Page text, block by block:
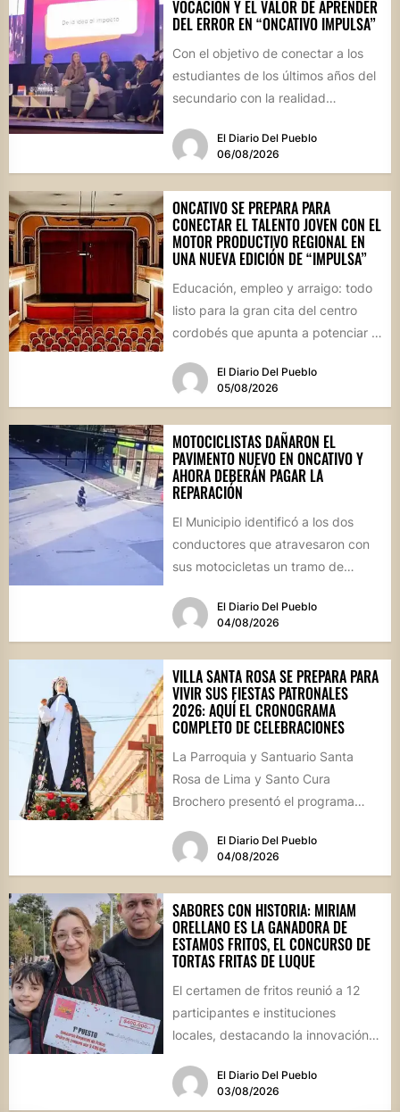
VOCACIÓN Y EL VALOR DE APRENDER
DEL ERROR EN “ONCATIVO IMPULSA”
Con el objetivo de conectar a los
estudiantes de los últimos años del
secundario con la realidad
El Diario Del Pueblo
06/08/2026
ONCATIVO SE PREPARA PARA
CONECTAR EL TALENTO JOVEN CON EL
MOTOR PRODUCTIVO REGIONAL EN
UNA NUEVA EDICIÓN DE “IMPULSA”
Educación, empleo y arraigo: todo
listo para la gran cita del centro
cordobés que apunta a potenciar el
El Diario Del Pueblo
05/08/2026
MOTOCICLISTAS DAÑARON EL
PAVIMENTO NUEVO EN ONCATIVO Y
AHORA DEBERÁN PAGAR LA
REPARACIÓN
El Municipio identificó a los dos
conductores que atravesaron con
sus motocicletas un tramo de
calle...
El Diario Del Pueblo
04/08/2026
VILLA SANTA ROSA SE PREPARA PARA
VIVIR SUS FIESTAS PATRONALES
2026: AQUÍ EL CRONOGRAMA
COMPLETO DE CELEBRACIONES
La Parroquia y Santuario Santa
Rosa de Lima y Santo Cura
Brochero presentó el programa
El Diario Del Pueblo
04/08/2026
SABORES CON HISTORIA: MIRIAM
ORELLANO ES LA GANADORA DE
ESTAMOS FRITOS, EL CONCURSO DE
TORTAS FRITAS DE LUQUE
El certamen de fritos reunió a 12
participantes e instituciones
locales, destacando la innovación
El Diario Del Pueblo
03/08/2026